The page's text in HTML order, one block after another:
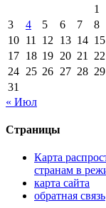
1
3
4 5 6 7 8
10 11 12 13 14 15
17 18 19 20 21 22
24 25 26 27 28 29
31
« Июл
Страницы
Карта
странам в
карта сайта
обратная связь